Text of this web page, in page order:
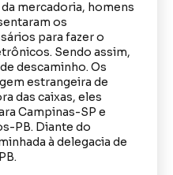
mercadoria, homens
os
para fazer o
Sendo assim,
descaminho. Os
estrangeira de
das caixas, eles
Campinas-SP e
PB. Diante do
à delegacia de